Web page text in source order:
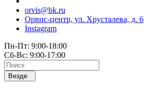
orvis@bk.ru
Орвис-центр, ул. Хрусталева, д. 6
Instagram
Пн-Пт: 9:00-18:00
Сб-Вс: 9:00-17:00
Везде